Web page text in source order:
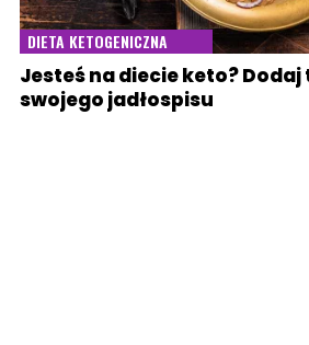
DIETA KETOGENICZNA
Jesteś na diecie keto?
swojego jadłospisu